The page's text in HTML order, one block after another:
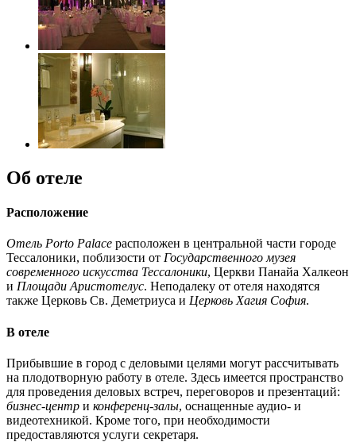
Об отеле
Расположение
Отель Porto Palace расположен в центральной части городе
Тессалоники, поблизости от Государственного музея
современного искусства Тессалоники, Церкви Панайа Халкеон
и Площади Аристотелус. Неподалеку от отеля находятся
также Церковь Св. Деметриуса и Церковь Хагия София.
В отеле
Прибывшие в город с деловыми целями могут рассчитывать
на плодотворную работу в отеле. Здесь имеется пространство
для проведения деловых встреч, переговоров и презентаций:
бизнес-центр и конференц-залы, оснащенные аудио- и
видеотехникой. Кроме того, при необходимости
предоставляются услуги секретаря.